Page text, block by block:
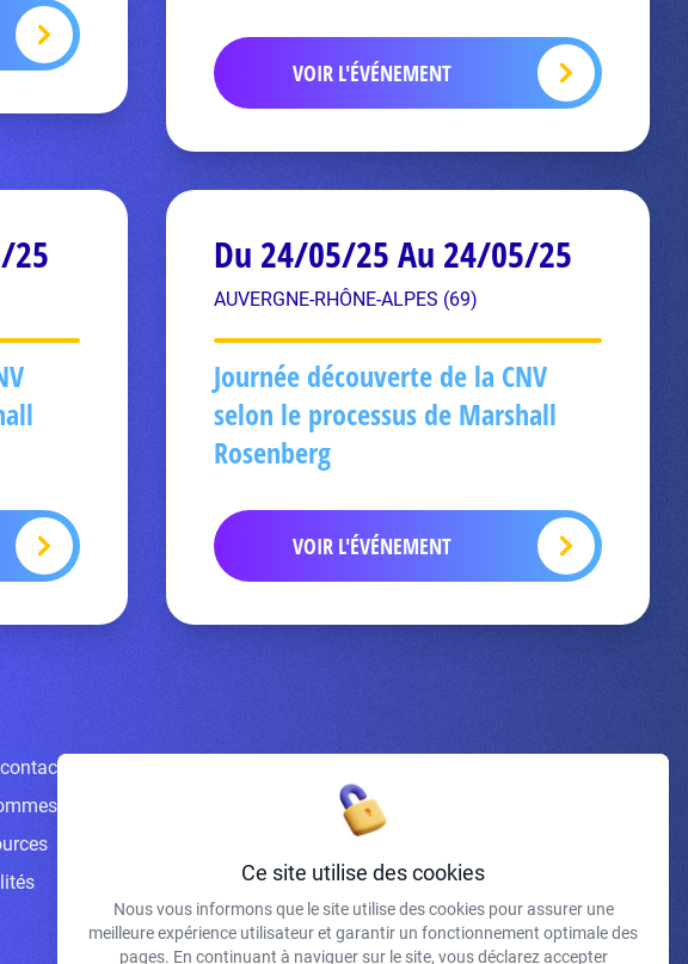
VOIR L'ÉVÉNEMENT
25 Du 24/05/25 Au 24/05/25
AUVERGNE-RHÔNE-ALPES (69)
Journée découverte de la CNV
selon le processus de Marshall
Rosenberg
VOIR L'ÉVÉNEMENT
nous ?
J'accepte de recevoir vos e-mails et confirme avoir pris
connaissance de votre politique de confidentialité et
mentions légales.
Ce site utilise des cookies
Nous vous informons que le site utilise des cookies pour assurer une
meilleure expérience utilisateur et garantir un fonctionnement optimale des
pages. En continuant à naviguer sur le site, vous déclarez accepter